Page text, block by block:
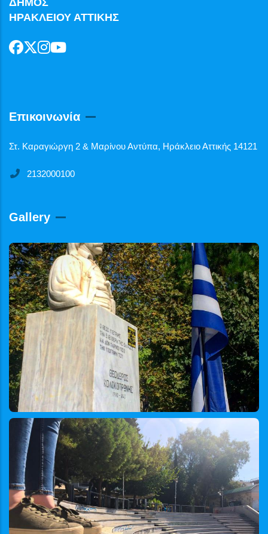
ΔΗΜΟΣ
ΗΡΑΚΛΕΙΟΥ ΑΤΤΙΚΗΣ
Επικοινωνία
Στ. Καραγιώργη 2 & Μαρίνου Αντύπα, Ηράκλειο Αττικής 14121
2132000100
Gallery